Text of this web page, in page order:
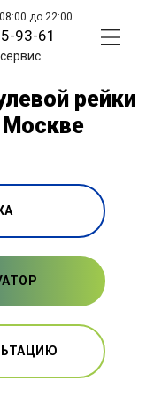
до 22:00
93-61
рейки
Москве